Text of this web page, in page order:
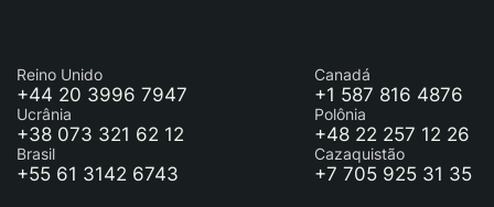
Reino Unido
+44 20 3996 7947
Ucrânia
+38 073 321 62 12
Brasil
+55 61 3142 6743
Canadá
+1 587 816 4876
Polônia
+48 22 257 12 26
Cazaquistão
+7 705 925 31 35